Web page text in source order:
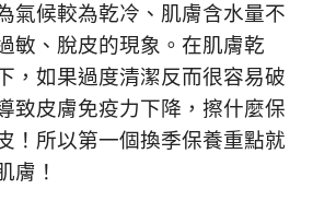
氣候較為乾冷、肌膚含水量不
敏、脫皮的現象。在肌膚乾
，如果過度清潔反而很容易破
致皮膚免疫力下降，擦什麼保
！所以第一個換季保養重點就
膚！